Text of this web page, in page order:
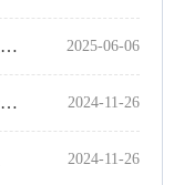
华中科技大学大型仪器设备免论证申请表 2025-06-06
使用承诺书（样版，免税进口设备附件使用） 2024-11-26
2024-11-26